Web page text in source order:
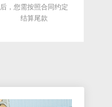
后，您需按照合同约定
结算尾款